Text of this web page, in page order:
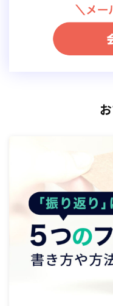
ログインした後、個人